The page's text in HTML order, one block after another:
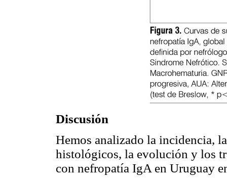
Discusión
Hemos analizado la incidencia,
histológicos, la evolución y los
con nefropatía IgA en Uruguay